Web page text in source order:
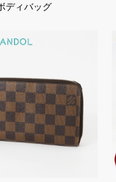
ディバッグ